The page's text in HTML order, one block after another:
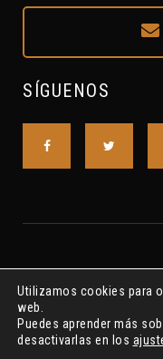
SÍGUENOS
Asociación S.A.L.
Utilizamos cookies para
web.
Puedes aprender más
desactivarlas en los